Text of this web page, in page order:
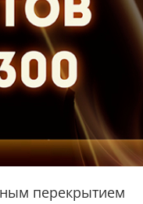
перекрытием